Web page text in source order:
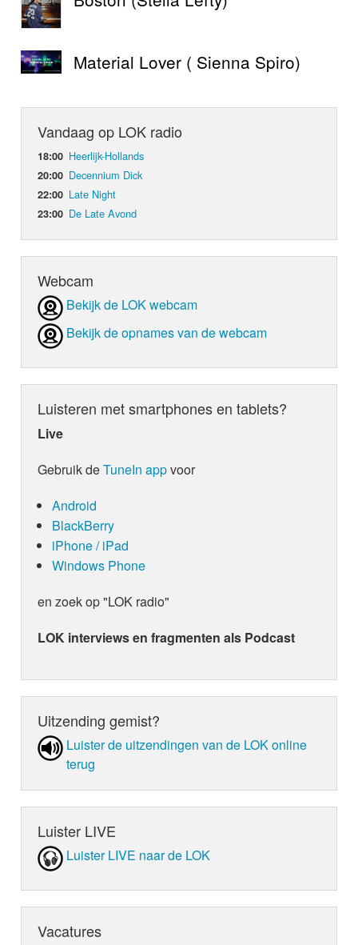
Material Lover ( Sienna Spiro)
Vandaag op LOK radio
18:00 Heerlijk-Hollands
20:00 Decennium Dick
22:00 Late Night
23:00 De Late Avond
Webcam
Bekijk de LOK webcam
Bekijk de opnames van de webcam
Luisteren met smartphones en tablets?
Live
Gebruik deTuneIn appvoor
Android
BlackBerry
iPhone / iPad
Windows Phone
en zoek op "LOK radio"
LOK interviews en fragmenten als Podcast
Uitzending gemist?
Luister de uit­zen­din­gen van de LOK online
terug
Luister LIVE
Luister LIVE naar de LOK
Vacatures